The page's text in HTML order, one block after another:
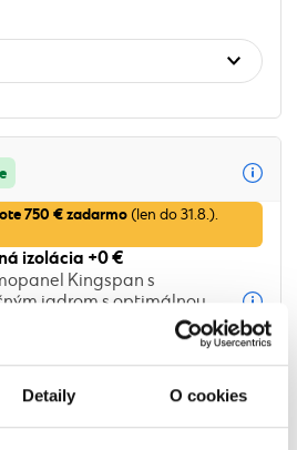
Detaily O cookies
750 €zadarmo (len do 31.8.).
izolácia +0 €
Kingspan s
jadrom s optimálnou
75/40 mm - exkluzívne u